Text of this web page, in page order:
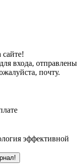
входа, отправлены
почту.
эффективной